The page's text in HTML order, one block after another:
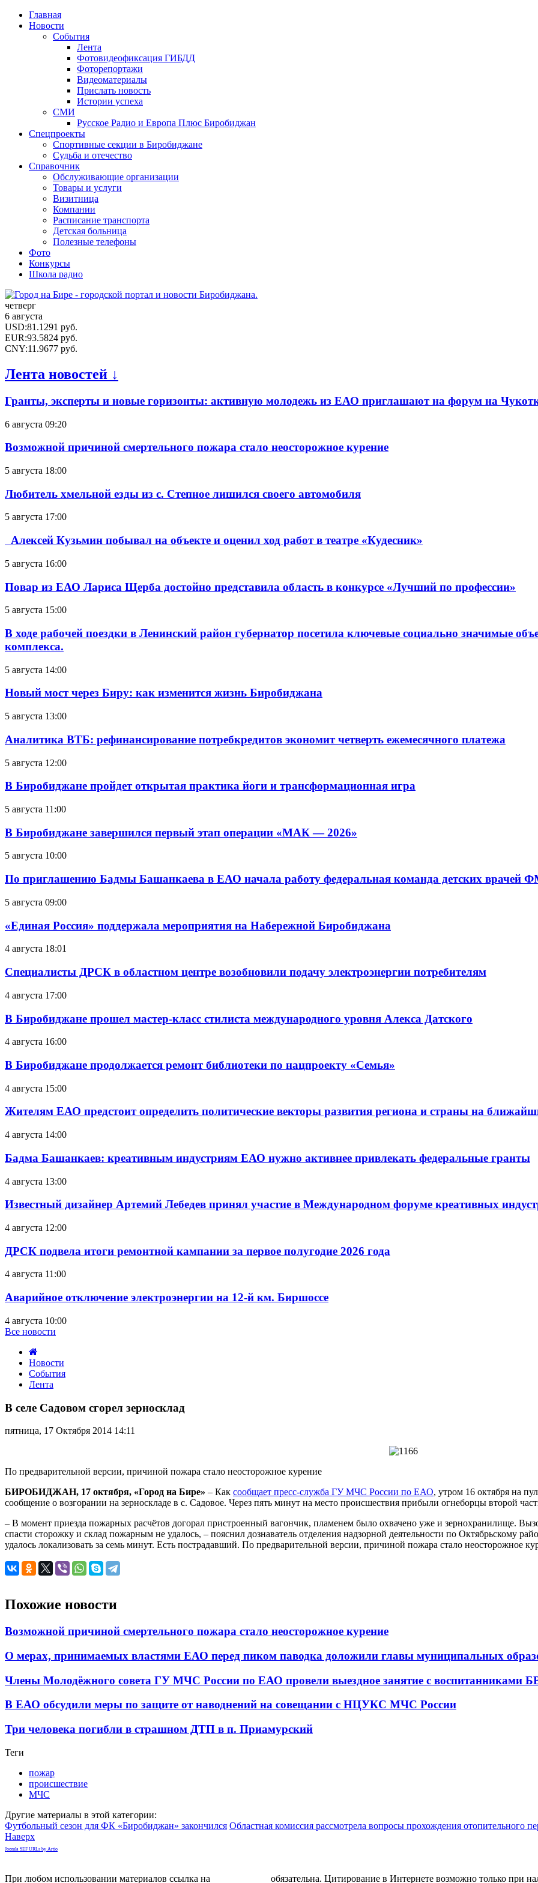
Главная
Новости
События
Лента
Фотовидеофиксация ГИБДД
Фоторепортажи
Видеоматериалы
Прислать новость
Истории успеха
СМИ
Русское Радио и Европа Плюс Биробиджан
Спецпроекты
Спортивные секции в Биробиджане
Судьба и отечество
Справочник
Обслуживающие организации
Товары и услуги
Визитница
Компании
Расписание транспорта
Детская больница
Полезные телефоны
Фото
Конкурсы
Школа радио
четверг
6 августа
USD:81.1291 руб.
EUR:93.5824 руб.
CNY:11.9677 руб.
Лента новостей ↓
Гранты, эксперты и новые горизонты: активную молодежь из ЕАО приглашают на форум на
6 августа 09:20
Возможной причиной смертельного пожара стало неосторожное курение
5 августа 18:00
Любитель хмельной езды из с. Степное лишился своего автомобиля
5 августа 17:00
Алексей Кузьмин побывал на объекте и оценил ход работ в театре «Кудесник»
5 августа 16:00
Повар из ЕАО Лариса Щерба достойно представила область в конкурсе «Лучший по профессии»
5 августа 15:00
В ходе рабочей поездки в Ленинский район губернатор посетила ключевые социально значимые
комплекса.
5 августа 14:00
Новый мост через Биру: как изменится жизнь Биробиджана
5 августа 13:00
Аналитика ВТБ: рефинансирование потребкредитов экономит четверть ежемесячного платежа
5 августа 12:00
В Биробиджане пройдет открытая практика йоги и трансформационная игра
5 августа 11:00
В Биробиджане завершился первый этап операции «МАК — 2026»
5 августа 10:00
По приглашению Бадмы Башанкаева в ЕАО начала работу федеральная команда детских врачей
5 августа 09:00
«Единая Россия» поддержала мероприятия на Набережной Биробиджана
4 августа 18:01
Специалисты ДРСК в областном центре возобновили подачу электроэнергии потребителям
4 августа 17:00
В Биробиджане прошел мастер-класс стилиста международного уровня Алекса Датского
4 августа 16:00
В Биробиджане продолжается ремонт библиотеки по нацпроекту «Семья»
4 августа 15:00
Жителям ЕАО предстоит определить политические векторы развития региона и страны на
4 августа 14:00
Бадма Башанкаев: креативным индустриям ЕАО нужно активнее привлекать федеральные гранты
4 августа 13:00
Известный дизайнер Артемий Лебедев принял участие в Международном форуме креативных
4 августа 12:00
ДРСК подвела итоги ремонтной кампании за первое полугодие 2026 года
4 августа 11:00
Аварийное отключение электроэнергии на 12-й км. Биршоссе
4 августа 10:00
Все новости
Новости
События
Лента
селе
Садовом
сгорел
зерносклад
В селе Садовом сгорел зерносклад
пятница, 17 Октября 2014 14:11
По предварительной версии, причиной пожара стало неосторожное курение
БИРОБИДЖАН, 17 октября, «Город на Бире» – Как сообщает пресс-служба ГУ МЧС России по ЕАО, утром 16 октября на
сообщение о возгорании на зерноскладе в с. Садовое. Через пять минут на место происшествия прибыли огнеборцы второй
– В момент приезда пожарных расчётов догорал пристроенный вагончик, пламенем было охвачено уже и зернохранилище.
спасти сторожку и склад пожарным не удалось, – пояснил дознаватель отделения надзорной деятельности по
удалось локализовать за семь минут. Есть пострадавший. По предварительной версии, причиной пожара стало неосторожное
Похожие новости
Возможной причиной смертельного пожара стало неосторожное курение
О мерах, принимаемых властями ЕАО перед пиком паводка доложили главы муниципальных
Члены Молодёжного совета ГУ МЧС России по ЕАО провели выездное занятие с воспитанниками
В ЕАО обсудили меры по защите от наводнений на совещании с НЦУКС МЧС России
Три человека погибли в страшном ДТП в п. Приамурский
Теги
пожар
происшествие
МЧС
Другие материалы в этой категории:
Футбольный сезон для ФК «Биробиджан» закончился Областная комиссия рассмотрела вопросы прохождения отопительного
Наверх
Joomla SEF URLs by Artio
При любом использовании материалов ссылка на обязательна. Цитирование в Интернете возможно только при